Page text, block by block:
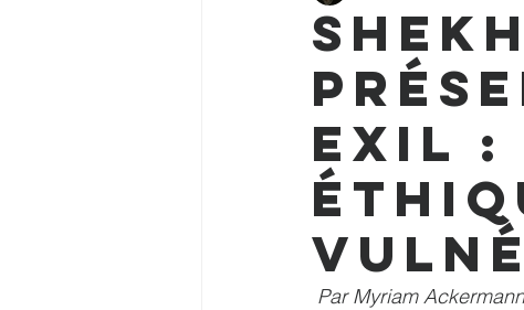
exil :
Par Myriam